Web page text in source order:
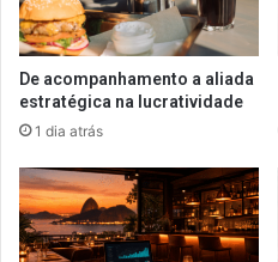
De acompanhamento a aliada
estratégica na lucratividade
1 dia atrás